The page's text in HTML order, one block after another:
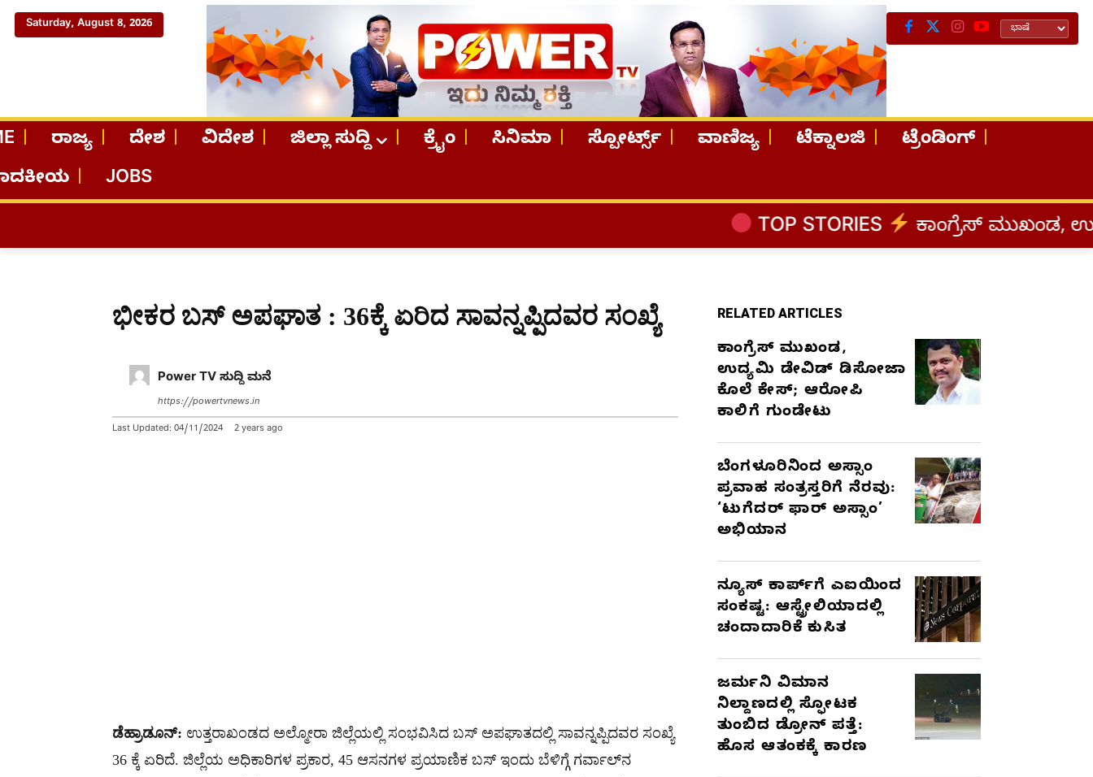
Saturday, August 8, 2026
ರಾಜ್ಯ ದೇಶ ವಿದೇಶ ಜಿಲ್ಲಾ ಸುದ್ದಿ ಕ್ರೈಂ ಸಿನಿಮಾ ಸ್ಪೋರ್ಟ್ಸ್ ವಾಣಿಜ್ಯ ಟೆಕ್ನಾಲಜಿ
ಟ್ರೆಂಡಿಂಗ್
JOBS
TOP STORIES ಕಾಂಗ್ರೆಸ್‌ ಮುಖಂಡ, ಉದ್ಯಮಿ ಡೇವಿಡ್‌
ಭೀಕರ ಬಸ್​​ ಅಪಘಾತ : 36ಕ್ಕೆ ಏರಿದ ಸಾವನ್ನಪ್ಪಿದವರ ಸಂಖ್ಯೆ
Power TV ಸುದ್ದಿ ಮನೆ
https://powertvnews.in
Last Updated: 04/11/2024 2 years ago
ಡೆಹ್ರಾಡೂನ್: ಉತ್ತರಾಖಂಡದ ಅಲ್ಮೋರಾ ಜಿಲ್ಲೆಯಲ್ಲಿ ಸಂಭವಿಸಿದ ಬಸ್ ಅಪಘಾತದಲ್ಲಿ ಸಾವನ್ನಪ್ಪಿದವರ ಸಂಖ್ಯೆ
36 ಕ್ಕೆ ಏರಿದೆ. ಜಿಲ್ಲೆಯ ಅಧಿಕಾರಿಗಳ ಪ್ರಕಾರ, 45 ಆಸನಗಳ ಪ್ರಯಾಣಿಕ ಬಸ್ ಇಂದು ಬೆಳಿಗ್ಗೆ ಗರ್ವಾಲ್‌ನ
RELATED ARTICLES
ಕಾಂಗ್ರೆಸ್‌ ಮುಖಂಡ,
ಉದ್ಯಮಿ ಡೇವಿಡ್‌ ಡಿಸೋಜಾ
ಕೊಲೆ ಕೇಸ್;‌ ಆರೋಪಿ
ಕಾಲಿಗೆ ಗುಂಡೇಟು
ಬೆಂಗಳೂರಿನಿಂದ ಅಸ್ಸಾಂ
ಪ್ರವಾಹ ಸಂತ್ರಸ್ತರಿಗೆ ನೆರವು:
‘ಟುಗೆದರ್ ಫಾರ್ ಅಸ್ಸಾಂ’
ಅಭಿಯಾನ
ನ್ಯೂಸ್ ಕಾರ್ಪ್‌ಗೆ ಎಐಯಿಂದ
ಸಂಕಷ್ಟ: ಆಸ್ಟ್ರೇಲಿಯಾದಲ್ಲಿ
ಚಂದಾದಾರಿಕೆ ಕುಸಿತ
ಜರ್ಮನಿ ವಿಮಾನ
ನಿಲ್ದಾಣದಲ್ಲಿ ಸ್ಫೋಟಕ
ತುಂಬಿದ ಡ್ರೋನ್ ಪತ್ತೆ:
ಹೊಸ ಆತಂಕಕ್ಕೆ ಕಾರಣ